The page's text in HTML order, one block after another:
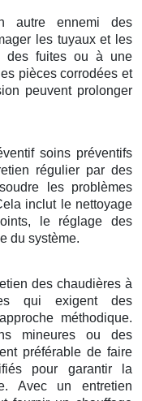
autre ennemi des
les tuyaux et les
des fuites ou à une
pièces corrodées et
peuvent prolonger
soins préventifs
régulier par des
les problèmes
inclut le nettoyage
le réglage des
du système.
des chaudières à
qui exigent des
méthodique.
mineures ou des
préférable de faire
pour garantir la
Avec un entretien